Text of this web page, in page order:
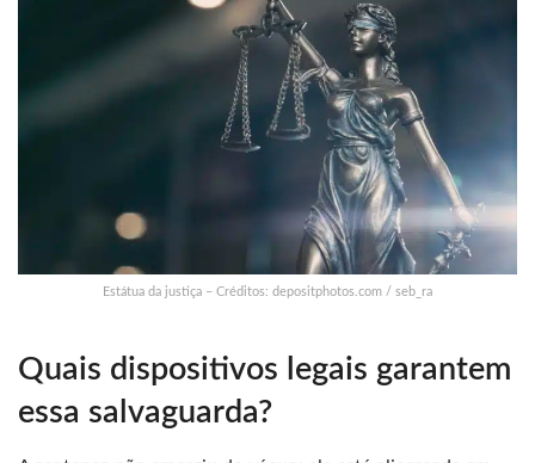
Estátua da justiça – Créditos: depositphotos.com / seb_ra
Quais dispositivos legais garantem
essa salvaguarda?